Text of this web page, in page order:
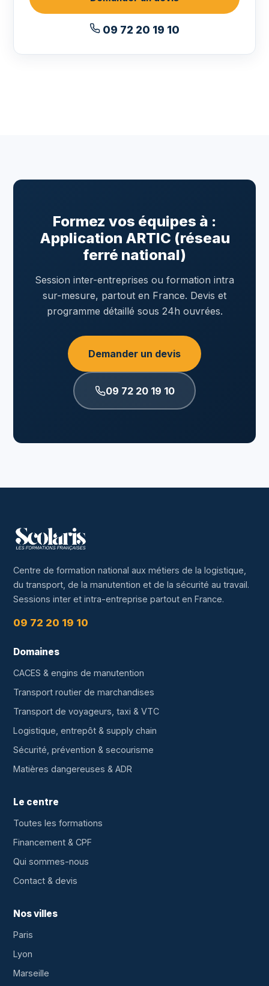
09 72 20 19 10
Formez vos équipes à :
Application ARTIC (réseau
ferré national)
Session inter-entreprises ou formation intra
sur-mesure, partout en France. Devis et
programme détaillé sous 24h ouvrées.
Demander un devis
09 72 20 19 10
Centre de formation national aux métiers de la logistique,
du transport, de la manutention et de la sécurité au travail.
Sessions inter et intra-entreprise partout en France.
09 72 20 19 10
Domaines
CACES & engins de manutention
Transport routier de marchandises
Transport de voyageurs, taxi & VTC
Logistique, entrepôt & supply chain
Sécurité, prévention & secourisme
Matières dangereuses & ADR
Le centre
Toutes les formations
Financement & CPF
Qui sommes-nous
Contact & devis
Nos villes
Paris
Lyon
Marseille